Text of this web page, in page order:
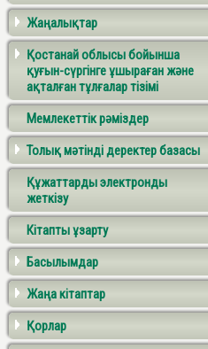
Жаңалықтар
Қостанай облысы бойынша
қуғын-сүргінге ұшыраған және
ақталған тұлғалар тізімі
Мемлекеттік рәміздер
Толық мәтінді деректер базасы
Құжаттарды электронды
жеткізу
Кітапты ұзарту
Басылымдар
Жаңа кітаптар
Қорлар